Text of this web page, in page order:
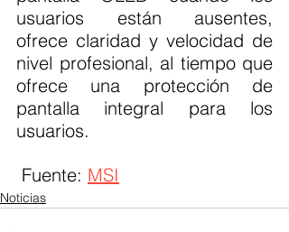
usuarios están ausentes,
ofrece claridad y velocidad de
nivel profesional, al tiempo que
ofrece una protección de
pantalla integral para los
usuarios.
Fuente: MSI
Noticias